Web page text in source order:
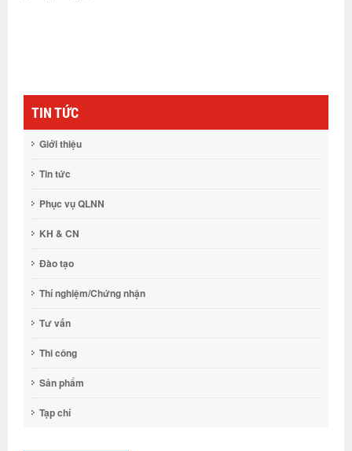
TIN TỨC
Giới thiệu
Tin tức
Phục vụ QLNN
KH & CN
Đào tạo
Thí nghiệm/Chứng nhận
Tư vấn
Thi công
Sản phẩm
Tạp chí